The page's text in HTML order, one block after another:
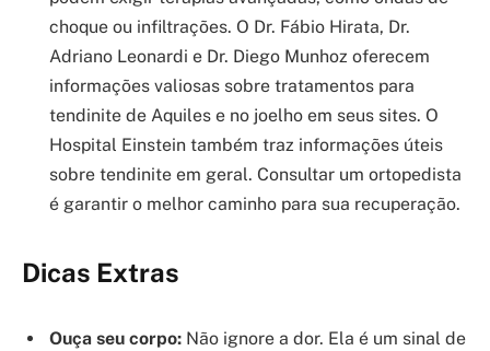
choque ou infiltrações. O Dr. Fábio Hirata, Dr.
Adriano Leonardi e Dr. Diego Munhoz oferecem
informações valiosas sobre tratamentos para
tendinite de Aquiles e no joelho em seus sites. O
Hospital Einstein também traz informações úteis
sobre tendinite em geral. Consultar um ortopedista
é garantir o melhor caminho para sua recuperação.
Dicas Extras
Ouça seu corpo: Não ignore a dor. Ela é um sinal de